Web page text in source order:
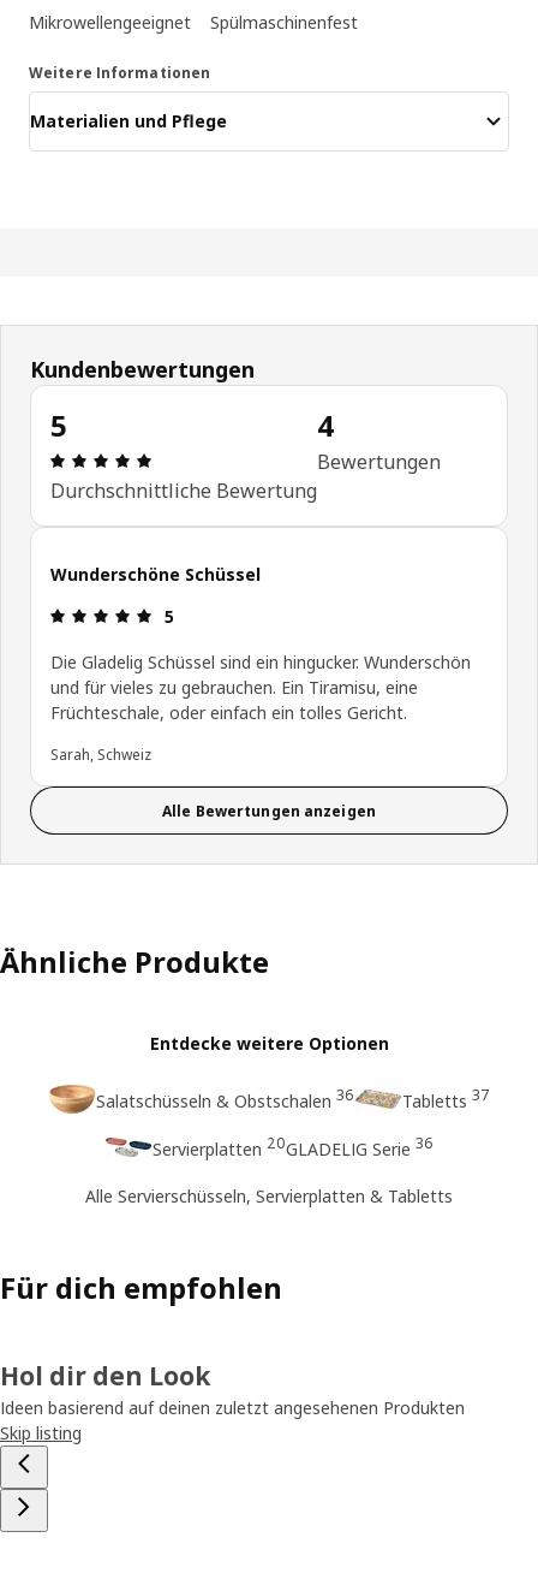
Mikrowellengeeignet Spülmaschinenfest
Weitere Informationen
Materialien und Pflege
Kundenbewertungen
5
Bewertung: 5 von 5 Sterne Anzahl der
Durchschnittliche Bewertung
4
Bewertungen
Wunderschöne Schüssel
Bewertung: 5 von 5 Sterne
5
Die Gladelig Schüssel sind ein hingucker. Wunderschön
und für vieles zu gebrauchen. Ein Tiramisu, eine
Früchteschale, oder einfach ein tolles Gericht.
Sarah, Schweiz
Alle Bewertungen anzeigen
Ähnliche Produkte
Entdecke weitere Optionen
Salatschüsseln & Obstschalen 36 Tabletts 37
Servierplatten 20GLADELIG Serie 36
Alle Servierschüsseln, Servierplatten & Tabletts
Für dich empfohlen
Hol dir den Look
Ideen basierend auf deinen zuletzt angesehenen Produkten
Skip listing